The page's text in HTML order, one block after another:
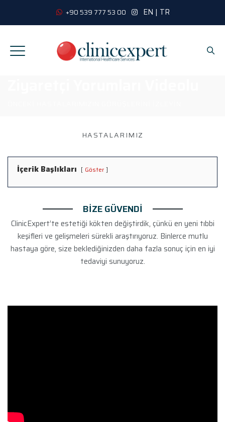
+90 539 777 53 00 EN | TR
HASTALARIMIZ
İçerik Başlıkları Göster
BİZE GÜVENDİ
ClinicExpert’te estetiği kökten değiştirdik, çünkü en yeni tıbbi
keşifleri ve gelişmeleri sürekli araştırıyoruz. Binlerce mutlu
hastaya göre, size beklediğinizden daha fazla sonuç için en iyi
tedaviyi sunuyoruz.